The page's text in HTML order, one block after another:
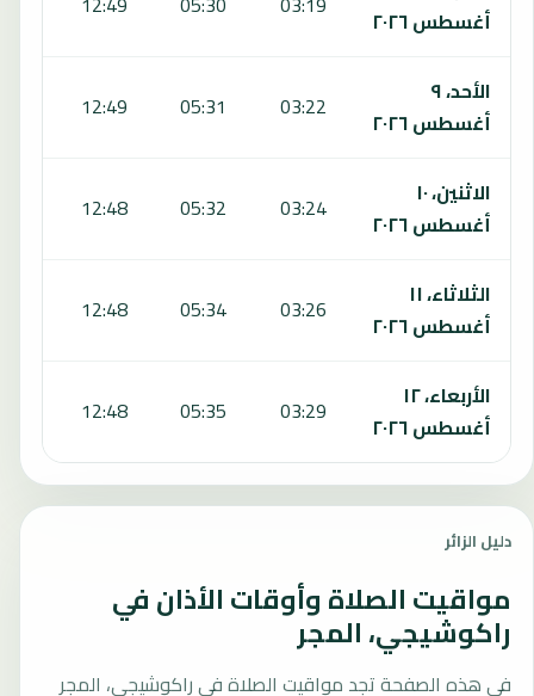
أغسطس ٢٠٢٦
الأحد، ٩
أغسطس ٢٠٢٦
03:22
05:31
12:49
الاثنين، ١٠
أغسطس ٢٠٢٦
03:24
05:32
12:48
الثلاثاء، ١١
أغسطس ٢٠٢٦
03:26
05:34
12:48
الأربعاء، ١٢
أغسطس ٢٠٢٦
03:29
05:35
12:48
دليل الزائر
مواقيت الصلاة وأوقات الأذان في
راكوشيجي، المجر
في هذه الصفحة تجد مواقيت الصلاة في راكوشيجي، المجر